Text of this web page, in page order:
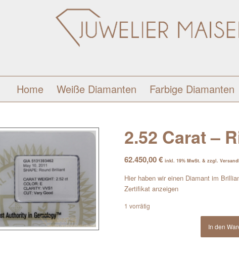
Home Weiße Diamanten Farbige Diamanten
2.52 Carat –
62.450,00€ inkl. 19% MwSt. & zzgl.
Hier haben wir einen Diamant im
Zertifikat anzeigen
1 vorrätig
In den